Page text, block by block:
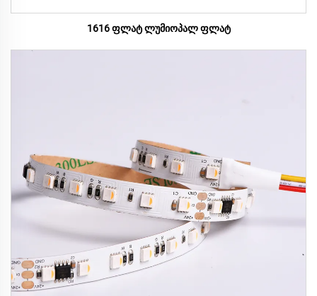
1616 ფლატ ლუმიოპალ ფლატ